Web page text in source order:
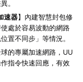
。
速器】內建智慧封包修
處於容易波動的網路
置不同步」等情況。
球的專屬加速網路，UU
指令快速回應，有效